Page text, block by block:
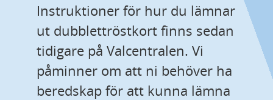
Instruktioner för hur du lämnar
ut dubblettröstkort finns sedan
tidigare på Valcentralen. Vi
påminner om att ni behöver ha
beredskap för att kunna lämna